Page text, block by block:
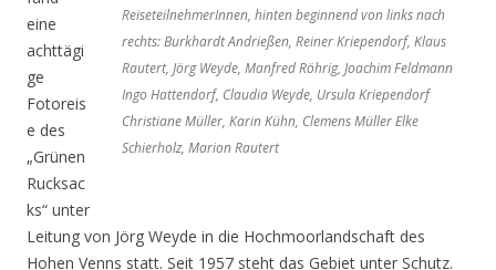
ReiseteilnehmerInnen, hinten beginnend von links nach
rechts: Burkhardt Andrießen, Reiner Kriependorf, Klaus
Rautert, Jörg Weyde, Manfred Röhrig, Joachim Feldmann
Ingo Hattendorf, Claudia Weyde, Ursula Kriependorf
Christiane Müller, Karin Kühn, Clemens Müller Elke
Schierholz, Marion Rautert
eine
achttägi
ge
Fotoreis
e des
„Grünen
Rucksac
ks“ unter
Leitung von Jörg Weyde in die Hochmoorlandschaft des
Hohen Venns statt. Seit 1957 steht das Gebiet unter Schutz.